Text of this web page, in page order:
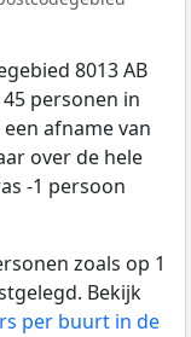
8013 AB
personen in
afname van
over de hele
-1 persoon
zoals op 1
Bekijk
per buurt in de